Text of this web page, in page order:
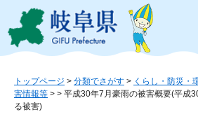
ジ
ュ
このページの本文へ
トップページ > 分類でさがす > くらし・防災・
害情報等 > > 平成30年7月豪雨の被害概要(平成
る被害)